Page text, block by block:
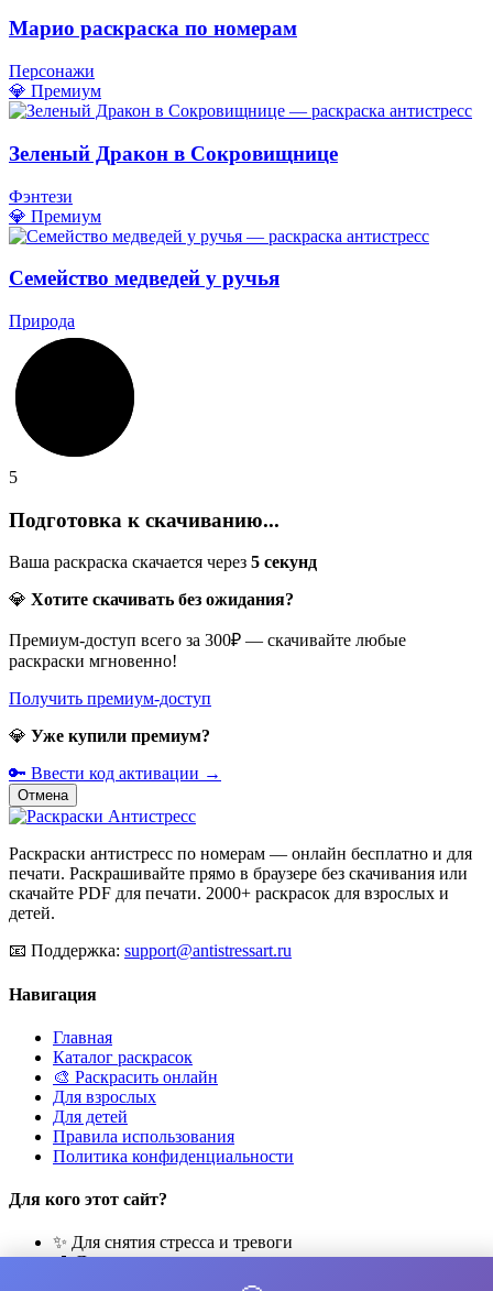
Марио раскраска по номерам
Персонажи
💎 Премиум
Зеленый Дракон в Сокровищнице
Фэнтези
💎 Премиум
Семейство медведей у ручья
Природа
5
Подготовка к скачиванию...
Ваша раскраска скачается через 5 секунд
💎 Хотите скачивать без ожидания?
Премиум-доступ всего за 300₽ — скачивайте любые
раскраски мгновенно!
Получить премиум-доступ
💎 Уже купили премиум?
🔑 Ввести код активации →
Отмена
Раскраски антистресс по номерам — онлайн бесплатно и для
печати. Раскрашивайте прямо в браузере без скачивания или
скачайте PDF для печати. 2000+ раскрасок для взрослых и
детей.
📧 Поддержка: support@antistressart.ru
Навигация
Главная
Каталог раскрасок
🎨 Раскрасить онлайн
Для взрослых
Для детей
Правила использования
Политика конфиденциальности
Для кого этот сайт?
✨ Для снятия стресса и тревоги
🎨 Для развития креативности
🧘 Для медитации и расслабления